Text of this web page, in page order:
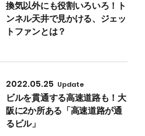
換気以外にも役割いろいろ！ト
ンネル天井で見かける、ジェッ
トファンとは？
2022.05.25 Update
ビルを貫通する高速道路も！大
阪に2か所ある「高速道路が通
るビル」